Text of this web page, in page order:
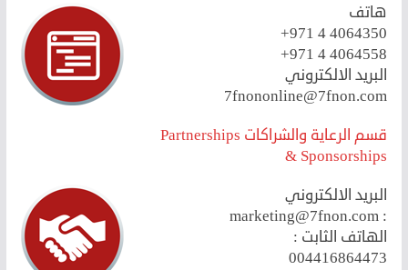
هاتف
+971 4 4064350
+971 4 4064558
البريد الالكتروني
7fnononline@7fnon.com
قسم الرعاية والشراكات Partnerships
& Sponsorships
البريد الالكتروني
:
marketing@7fnon.com
الهاتف الثابت :
004416864473